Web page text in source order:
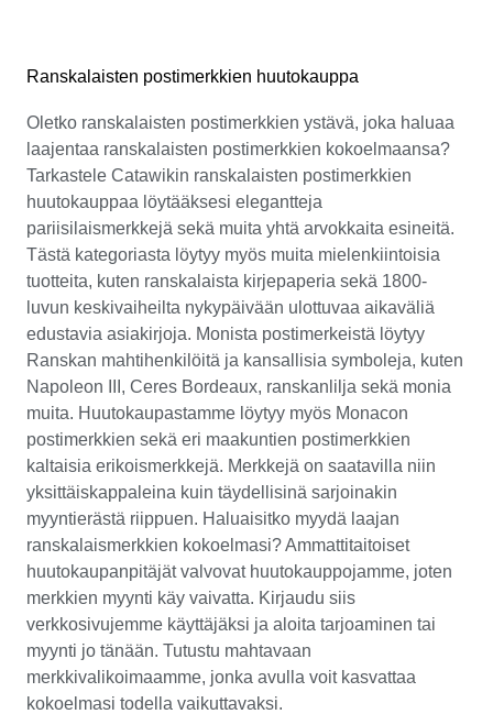
Ranskalaisten postimerkkien huutokauppa
Oletko ranskalaisten postimerkkien ystävä, joka haluaa
laajentaa ranskalaisten postimerkkien kokoelmaansa?
Tarkastele Catawikin ranskalaisten postimerkkien
huutokauppaa löytääksesi elegantteja
pariisilaismerkkejä sekä muita yhtä arvokkaita esineitä.
Tästä kategoriasta löytyy myös muita mielenkiintoisia
tuotteita, kuten ranskalaista kirjepaperia sekä 1800-
luvun keskivaiheilta nykypäivään ulottuvaa aikaväliä
edustavia asiakirjoja. Monista postimerkeistä löytyy
Ranskan mahtihenkilöitä ja kansallisia symboleja, kuten
Napoleon III, Ceres Bordeaux, ranskanlilja sekä monia
muita. Huutokaupastamme löytyy myös Monacon
postimerkkien sekä eri maakuntien postimerkkien
kaltaisia erikoismerkkejä. Merkkejä on saatavilla niin
yksittäiskappaleina kuin täydellisinä sarjoinakin
myyntierästä riippuen. Haluaisitko myydä laajan
ranskalaismerkkien kokoelmasi? Ammattitaitoiset
huutokaupanpitäjät valvovat huutokauppojamme, joten
merkkien myynti käy vaivatta. Kirjaudu siis
verkkosivujemme käyttäjäksi ja aloita tarjoaminen tai
myynti jo tänään. Tutustu mahtavaan
merkkivalikoimaamme, jonka avulla voit kasvattaa
kokoelmasi todella vaikuttavaksi.